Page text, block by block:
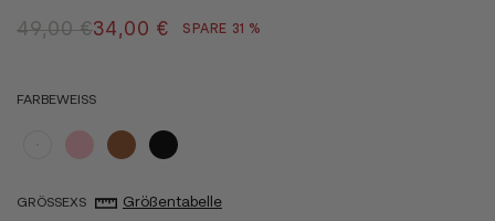
REGULÄRER PREIS
49,00 €ANGEBOT
34,00 € SPARE 31 %
FARBEWEISS
Weiß Rosa BraunSchwarz
GRÖSSEXS Größentabelle